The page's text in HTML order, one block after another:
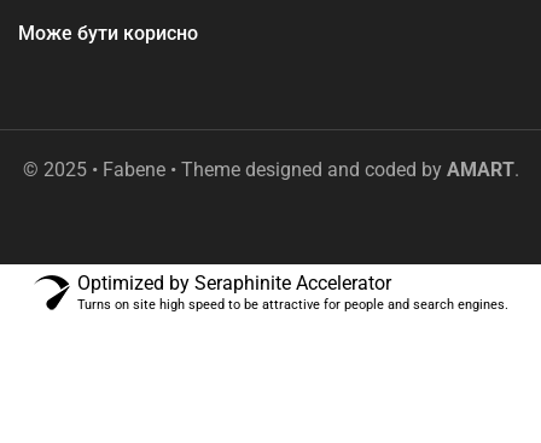
Може бути корисно
© 2025 • Fabene • Theme designed and coded by AMART.
Optimized by Seraphinite Accelerator
Turns on site high speed to be attractive for people and search engines.